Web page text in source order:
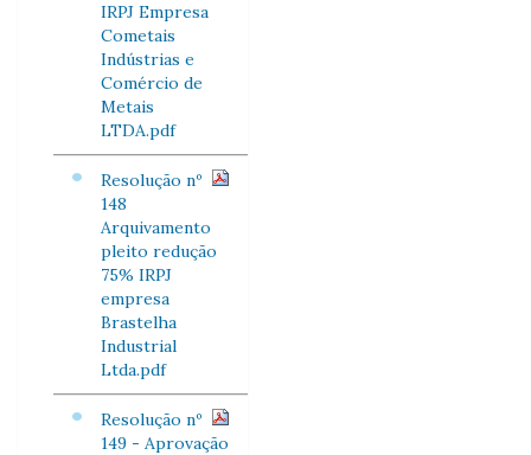
IRPJ Empresa
Cometais
Indústrias e
Comércio de
Metais
LTDA.pdf
Resolução nº
148
Arquivamento
pleito redução
75% IRPJ
empresa
Brastelha
Industrial
Ltda.pdf
Resolução nº
149 - Aprovação